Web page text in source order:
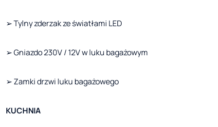
➢ Tylny zderzak ze światłami LED
➢ Gniazdo 230V / 12V w luku bagażowym
➢ Zamki drzwi luku bagażowego
KUCHNIA